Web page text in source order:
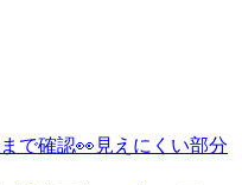
で確認👀見えにくい部分